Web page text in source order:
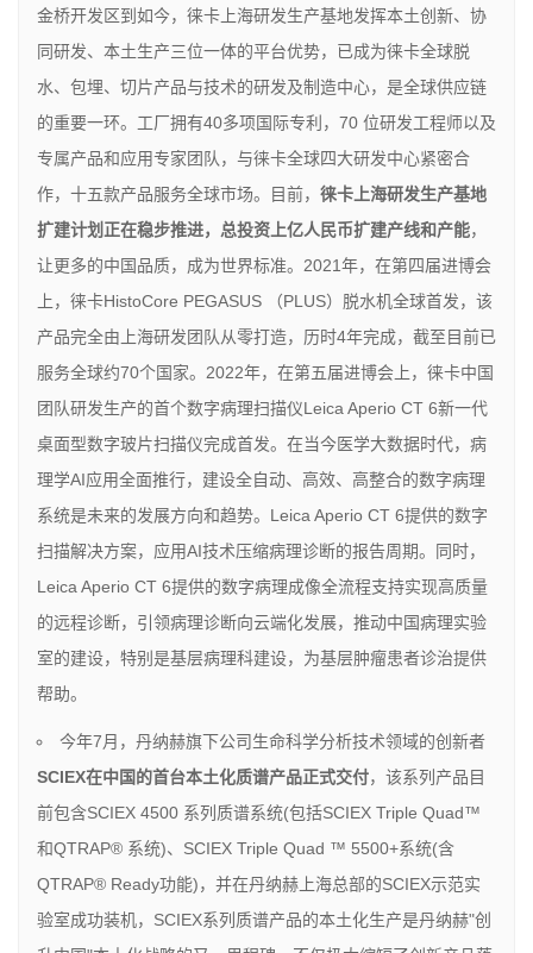
金桥开发区到如今，徕卡上海研发生产基地发挥本土创新、协
同研发、本土生产三位一体的平台优势，已成为徕卡全球脱
水、包埋、切片产品与技术的研发及制造中心，是全球供应链
的重要一环。工厂拥有40多项国际专利，70 位研发工程师以及
专属产品和应用专家团队，与徕卡全球四大研发中心紧密合
作，十五款产品服务全球市场。目前， 徕卡上海研发生产基地
扩建计划正在稳步推进，总投资上亿人民币扩建产线和产能，
让更多的中国品质，成为世界标准。2021年，在第四届进博会
上，徕卡HistoCore PEGASUS （PLUS）脱水机全球首发，该
产品完全由上海研发团队从零打造，历时4年完成，截至目前已
服务全球约70个国家。2022年，在第五届进博会上，徕卡中国
团队研发生产的首个数字病理扫描仪Leica Aperio CT 6新一代
桌面型数字玻片扫描仪完成首发。在当今医学大数据时代，病
理学AI应用全面推行，建设全自动、高效、高整合的数字病理
系统是未来的发展方向和趋势。Leica Aperio CT 6提供的数字
扫描解决方案，应用AI技术压缩病理诊断的报告周期。同时，
Leica Aperio CT 6提供的数字病理成像全流程支持实现高质量
的远程诊断，引领病理诊断向云端化发展，推动中国病理实验
室的建设，特别是基层病理科建设，为基层肿瘤患者诊治提供
帮助。
今年7月，丹纳赫旗下公司生命科学分析技术领域的创新者
SCIEX在中国的首台本土化质谱产品正式交付，该系列产品目
前包含SCIEX 4500 系列质谱系统(包括SCIEX Triple Quad™
和QTRAP® 系统)、SCIEX Triple Quad ™ 5500+系统(含
QTRAP® Ready功能)，并在丹纳赫上海总部的SCIEX示范实
验室成功装机，SCIEX系列质谱产品的本土化生产是丹纳赫"创